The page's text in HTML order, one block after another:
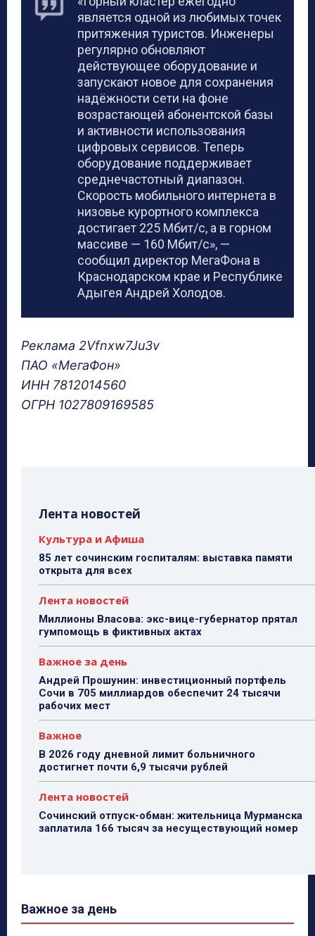
является одной из любимых точек
притяжения туристов. Инженеры
регулярно обновляют
действующее оборудование и
запускают новое для сохранения
надёжности сети на фоне
возрастающей абонентской базы
и активности использования
цифровых сервисов. Теперь
оборудование поддерживает
среднечастотный диапазон.
Скорость мобильного интернета в
низовье курортного комплекса
достигает 225 Мбит/с, а в горном
массиве — 160 Мбит/с», —
сообщил директор МегаФона в
Краснодарском крае и Республике
Адыгея Андрей Холодов.
Реклама 2Vfnxw7Ju3v
ПАО «МегаФон»
ИНН 7812014560
ОГРН 1027809169585
Лента новостей
Культура и Афиша
85 лет сочинским госпиталям: выставка памяти
открыта для всех
Лента новостей
Миллионы Власова: экс-вице-губернатор прятал
гумпомощь в фиктивных актах
Важное за день
Андрей Прошунин: инвестиционный портфель
Сочи в 705 миллиардов обеспечит 24 тысячи
рабочих мест
Важное
В 2026 году дневной лимит больничного
достигнет почти 6,9 тысячи рублей
Лента новостей
Сочинский отпуск-обман: жительница Мурманска
заплатила 166 тысяч за несуществующий номер
Важное за день